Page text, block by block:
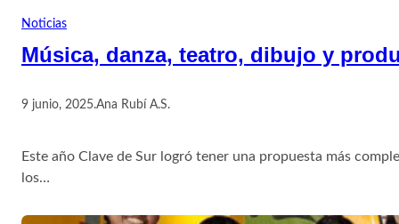
Noticias
Música, danza, teatro, dibujo y
9 junio, 2025.Ana Rubí A.S.
Este año Clave de Sur logró tener una propuesta más
los…